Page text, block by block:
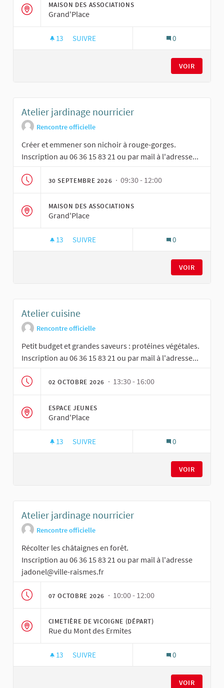
MAISON DES ASSOCIATIONS
Grand'Place
13 13 ABONNÉS
SUIVRE 0
VOIR
Atelier jardinage nourricier
Rencontre officielle
Créer et emmener son nichoir à rouge-gorges.
Inscription au 06 36 15 83 21 ou par mail à l'adresse...
30 SEPTEMBRE 2026 · 09:30 - 12:00
MAISON DES ASSOCIATIONS
Grand'Place
13 13 ABONNÉS
SUIVRE 0
VOIR
Atelier cuisine
Rencontre officielle
Petit budget et grandes saveurs : protéines végétales.
Inscription au 06 36 15 83 21 ou par mail à l'adresse...
02 OCTOBRE 2026 · 13:30 - 16:00
ESPACE JEUNES
Grand'Place
13 13 ABONNÉS
SUIVRE 0
VOIR
Atelier jardinage nourricier
Rencontre officielle
Récolter les châtaignes en forêt.
Inscription au 06 36 15 83 21 ou par mail à l'adresse
jadonel@ville-raismes.fr
07 OCTOBRE 2026 · 10:00 - 12:00
CIMETIÈRE DE VICOIGNE (DÉPART)
Rue du Mont des Ermites
13 13 ABONNÉS
SUIVRE 0
VOIR